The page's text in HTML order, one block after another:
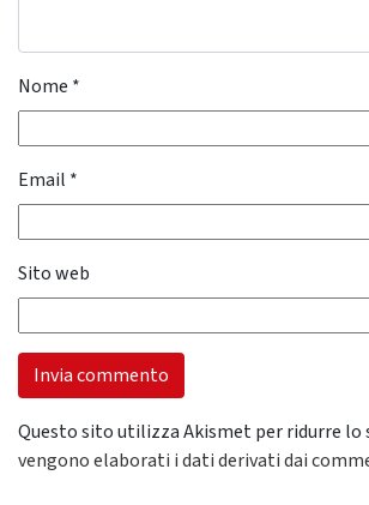
Nome *
Email *
Sito web
Questo sito utilizza Akismet per ridurre lo
vengono elaborati i dati derivati dai